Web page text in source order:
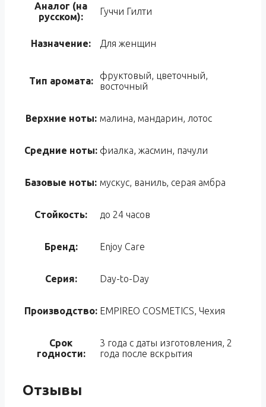
Аналог (на
русском):
Гуччи Гилти
Назначение: Для женщин
Тип аромата:
фруктовый, цветочный,
восточный
Верхние ноты: малина, мандарин, лотос
Средние ноты: фиалка, жасмин, пачули
Базовые ноты: мускус, ваниль, серая амбра
Стойкость: до 24 часов
Бренд: Enjoy Care
Серия: Day-to-Day
Производство: EMPIREO COSMETICS, Чехия
Срок
годности:
3 года с даты изготовления, 2
года после вскрытия
Отзывы